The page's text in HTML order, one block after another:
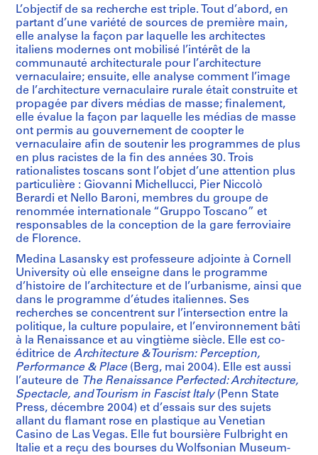
L’objectif de sa recherche est triple. Tout d’abord, en
partant d’une variété de sources de première main,
elle analyse la façon par laquelle les architectes
italiens modernes ont mobilisé l’intérêt de la
communauté architecturale pour l’architecture
vernaculaire; ensuite, elle analyse comment l’image
de l’architecture vernaculaire rurale était construite et
propagée par divers médias de masse; finalement,
elle évalue la façon par laquelle les médias de masse
ont permis au gouvernement de coopter le
vernaculaire afin de soutenir les programmes de plus
en plus racistes de la fin des années 30. Trois
rationalistes toscans sont l’objet d’une attention plus
particulière : Giovanni Michellucci, Pier Niccolò
Berardi et Nello Baroni, membres du groupe de
renommée internationale “Gruppo Toscano” et
responsables de la conception de la gare ferroviaire
de Florence.
Medina Lasansky est professeure adjointe à Cornell
University où elle enseigne dans le programme
d’histoire de l’architecture et de l’urbanisme, ainsi que
dans le programme d’études italiennes. Ses
recherches se concentrent sur l’intersection entre la
politique, la culture populaire, et l’environnement bâti
à la Renaissance et au vingtième siècle. Elle est co-
éditrice de Architecture & Tourism: Perception,
Performance & Place(Berg, mai 2004). Elle est aussi
l’auteure de The Renaissance Perfected: Architecture,
Spectacle, and Tourism in Fascist Italy(Penn State
Press, décembre 2004) et d’essais sur des sujets
allant du flamant rose en plastique au Venetian
Casino de Las Vegas. Elle fut boursière Fulbright en
Italie et a reçu des bourses du Wolfsonian Museum-